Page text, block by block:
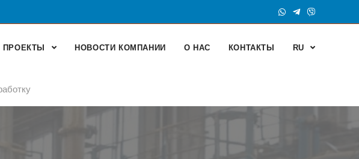
ПРОЕКТЫ НОВОСТИ КОМПАНИИ О НАС КОНТАКТЫ RU